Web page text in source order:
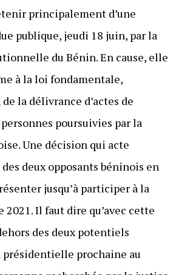
principalement d’une
publique, jeudi 18 juin, par la
du Bénin. En cause, elle
à la loi fondamentale,
la délivrance d’actes de
poursuivies par la
Une décision qui acte
deux opposants béninois en
jusqu’à participer à la
Il faut dire qu’avec cette
des deux potentiels
présidentielle prochaine au